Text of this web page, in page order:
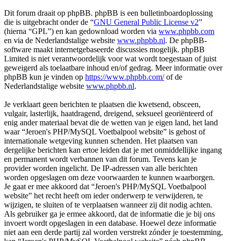
Dit forum draait op phpBB. phpBB is een bulletinboardoplossing
die is uitgebracht onder de “GNU General Public License v2”
(hierna “GPL”) en kan gedownload worden via www.phpbb.com
en via de Nederlandstalige website www.phpbb.nl. De phpBB-
software maakt internetgebaseerde discussies mogelijk. phpBB
Limited is niet verantwoordelijk voor wat wordt toegestaan of juist
geweigerd als toelaatbare inhoud en/of gedrag. Meer informatie over
phpBB kun je vinden op https://www.phpbb.com/of de
Nederlandstalige website www.phpbb.nl.
Je verklaart geen berichten te plaatsen die kwetsend, obsceen,
vulgair, lasterlijk, haatdragend, dreigend, seksueel georiënteerd of
enig ander materiaal bevat die de wetten van je eigen land, het land
waar “Jeroen's PHP/MySQL Voetbalpool website” is gehost of
internationale wetgeving kunnen schenden. Het plaatsen van
dergelijke berichten kan ertoe leiden dat je met onmiddellijke ingang
en permanent wordt verbannen van dit forum. Tevens kan je
provider worden ingelicht. De IP-adressen van alle berichten
worden opgeslagen om deze voorwaarden te kunnen waarborgen.
Je gaat er mee akkoord dat “Jeroen's PHP/MySQL Voetbalpool
website” het recht heeft om ieder onderwerp te verwijderen, te
wijzigen, te sluiten of te verplaatsen wanneer zij dit nodig achten.
Als gebruiker ga je ermee akkoord, dat de informatie die je bij ons
invoert wordt opgeslagen in een database. Hoewel deze informatie
niet aan een derde partij zal worden verstrekt zónder je toestemming,